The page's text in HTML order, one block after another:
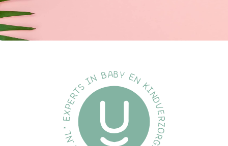
tandenpoetsen van een verplichting in een leuk ritueel. Dutsi
helpt ouders om positieve gewoontes te creëren die blijven
hangen.
Dutsi gelooft dat jonge kinderen het beste leren in een
omgeving van rust, veiligheid en plezier. Onze missie is om
dagelijkse verzorgingsmomenten te veranderen in positieve
ervaringen voor zowel kind als ouder. Met doordachte
producten die veiligheid, kwaliteit en speelsheid combineren,
ondersteunt Dutsi gezinnen in de eerste, belangrijke jaren. Zo